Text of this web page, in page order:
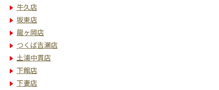
牛久店
坂東店
龍ヶ岡店
つくば吉瀬店
土浦中貫店
下館店
下妻店